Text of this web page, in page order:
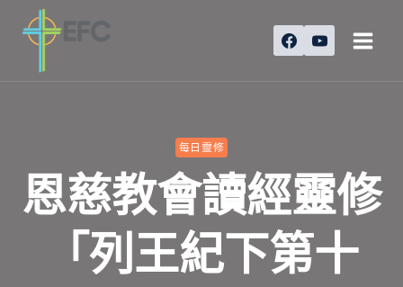
每日靈修
恩慈教會讀經靈修
「列王紀下第十